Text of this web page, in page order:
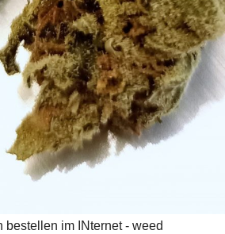
bestellen im INternet - weed